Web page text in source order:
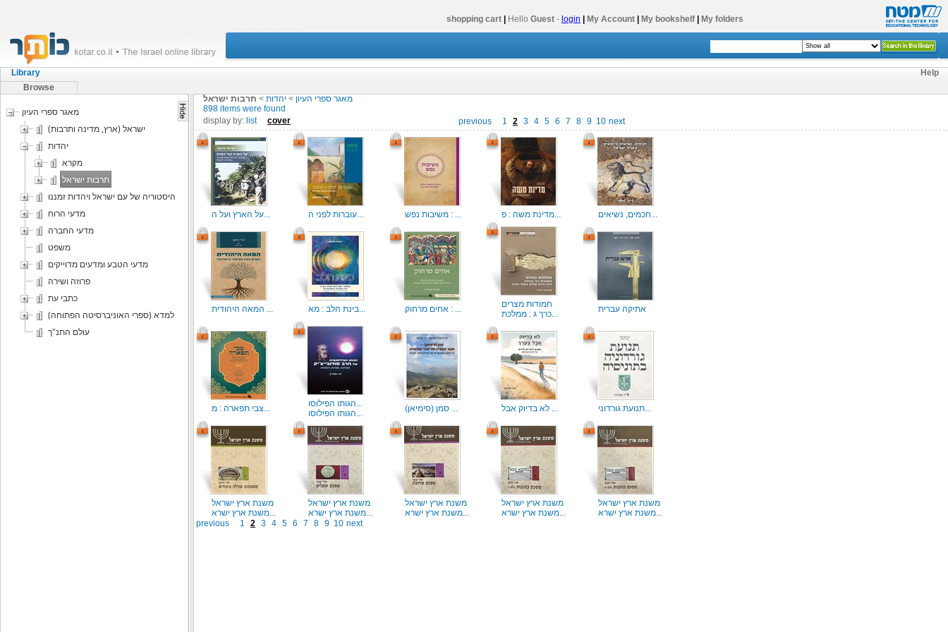
shopping cart Hello Guest - login My Account My bookshelf My folders
Library
Help
Browse
מאגר ספרי העיון
ישראל (ארץ, מדינה ותרבות)
יהדות
מקרא
תרבות ישראל
היסטוריה של עם ישראל ויהדות זמננו
מדעי הרוח
מדעי החברה
משפט
מדעי הטבע ומדעים מדוייקים
פרוזה ושירה
כתבי עת
למדא (ספרי האוניברסיטה הפתוחה)
עולם התנ"ך
מאגר ספרי העיון > יהדות > תרבות ישראל
898 items were found
display by: list cover previous 1 2 3 4 5 6 7 8 9 10 next
על הארץ ועל ה... עוברות לפני ה... משיבות נפש : ... מדינת משה : פ... חכמים, נשיאים...
המאה היהודית ... בינת הלב : מא... אחים מרחוק : ...
חמודות מצרים
כרך ג : ממלכת...
אתיקה עברית
צבי תפארה : מ...
הגותו הפילוסו...
הגותו הפילוסו...
סמן (סימיאן) ... לא בדיוק אבל ... תנועת גורדוני...
משנת ארץ ישראל
משנת ארץ ישרא...
משנת ארץ ישראל
משנת ארץ ישרא...
משנת ארץ ישראל
משנת ארץ ישרא...
משנת ארץ ישראל
משנת ארץ ישרא...
משנת ארץ ישראל
משנת ארץ ישרא...
previous
1 2 3 4 5 6 7 8 9 10 next